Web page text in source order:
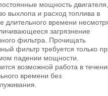
мощность двигателя,
выхлопа и расход топлива в
длительного времени
загрязнение
фильтра. Прочищать
фильтр требуется только
падении мощности.
возможной работа в
времени без